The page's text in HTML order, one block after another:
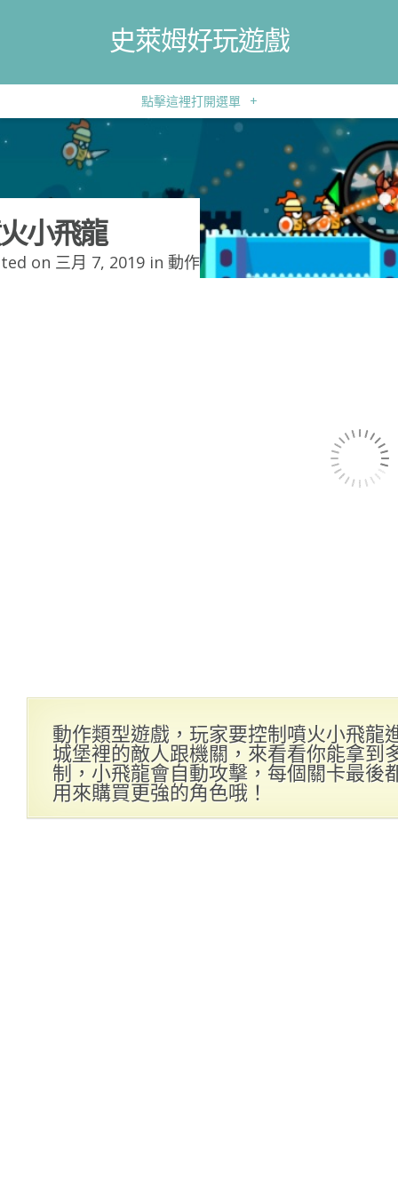
史萊姆好玩遊戲
點擊這裡打開選單 +
小飛龍
on 三月 7, 2019 in 動作
動作類型遊戲，玩家要控制噴火小飛龍
城堡裡的敵人跟機關，來看看你能拿到
制，小飛龍會自動攻擊，每個關卡最後
用來購買更強的角色哦！